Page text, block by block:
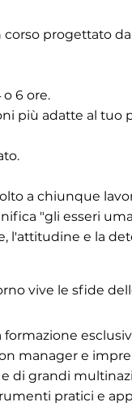
corso progettato da
6 ore.
più adatte al tuo
a chiunque
"gli esseri
l'attitudine e la
vive le sfide
manager e
e di grandi
pratici e